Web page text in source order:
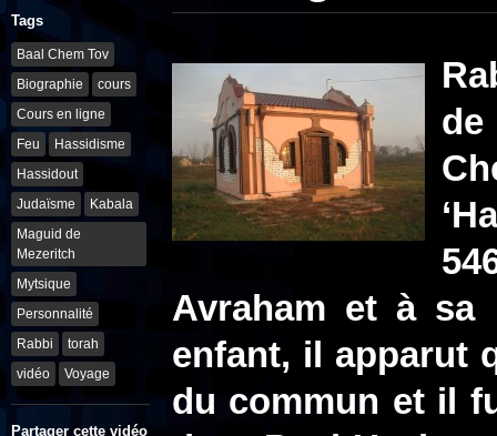
Tags
Baal Chem Tov
Biographie
cours
Cours en ligne
Feu
Hassidisme
Hassidout
Judaïsme
Kabala
Maguid de
Mezeritch
Mytsique
Personnalité
Rabbi
torah
vidéo
Voyage
Partager cette vidéo
Avraham et à sa
enfant, il apparut
du commun et il